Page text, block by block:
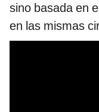
sino basada en
en las mismas